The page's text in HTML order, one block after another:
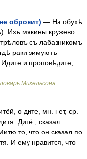
обронит) — На обухѣ
Изъ мякины кружево
съ лабазникомъ
раки зимуютъ!
и проповѣдите,
Михельсона
о дите, мн. нет, ср.
Дитё , сказал
то, что он сказал по
И ему нравится, что